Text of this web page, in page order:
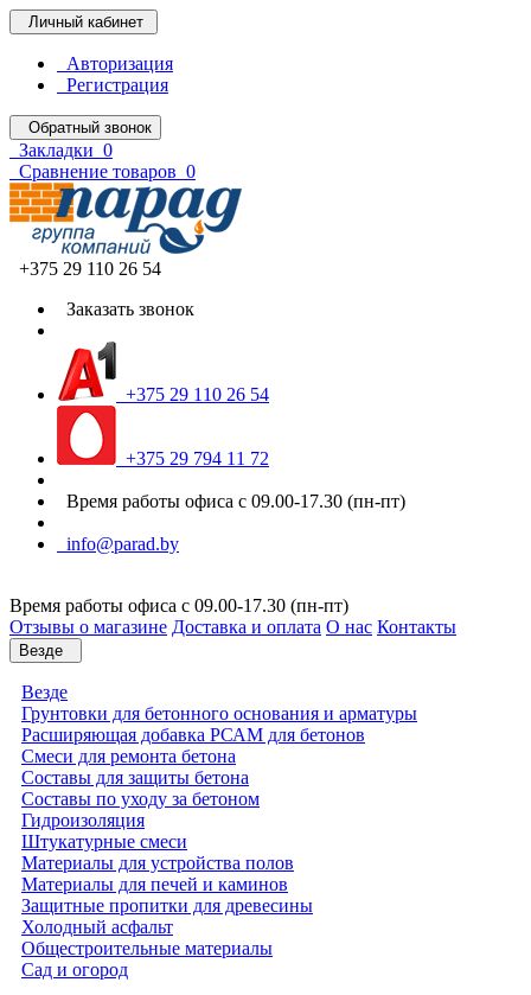
Личный кабинет
Авторизация
Регистрация
Обратный звонок
Закладки 0
Сравнение товаров 0
+375 29 110 26 54
Заказать звонок
+375 29 110 26 54
+375 29 794 11 72
Время работы офиса с 09.00-17.30 (пн-пт)
info@parad.by
Время работы офиса с 09.00-17.30 (пн-пт)
Отзывы о магазине Доставка и оплата О нас Контакты
Везде
Везде
Грунтовки для бетонного основания и арматуры
Расширяющая добавка РСАМ для бетонов
Смеси для ремонта бетона
Составы для защиты бетона
Составы по уходу за бетоном
Гидроизоляция
Штукатурные смеси
Материалы для устройства полов
Материалы для печей и каминов
Защитные пропитки для древесины
Холодный асфальт
Общестроительные материалы
Сад и огород